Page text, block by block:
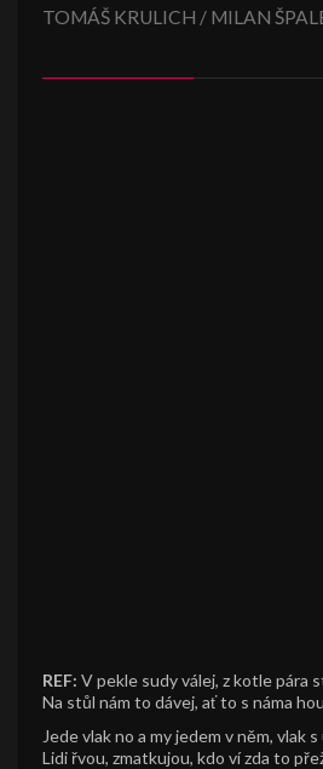
TOMÁŠ KRULICH / MILAN
REF: V pekle sudy válej, z kotle pára
Na stůl nám to dávej, ať to s náma
Jede vlak no a my jedem v něm, vlak
Lidi řvou, zmatkujou, kdo ví zda to